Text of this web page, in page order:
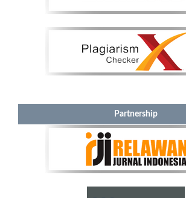
Partnership